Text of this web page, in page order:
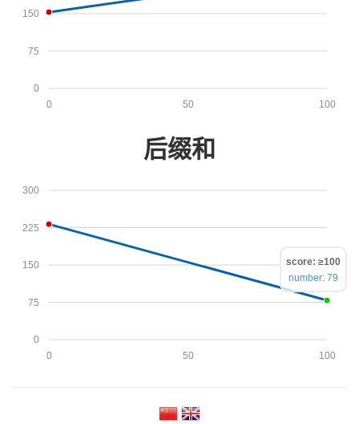
0
75
150
100
50
0
后缀和
0
75
150
225
300
100
50
0
score: ≥100
number: 79